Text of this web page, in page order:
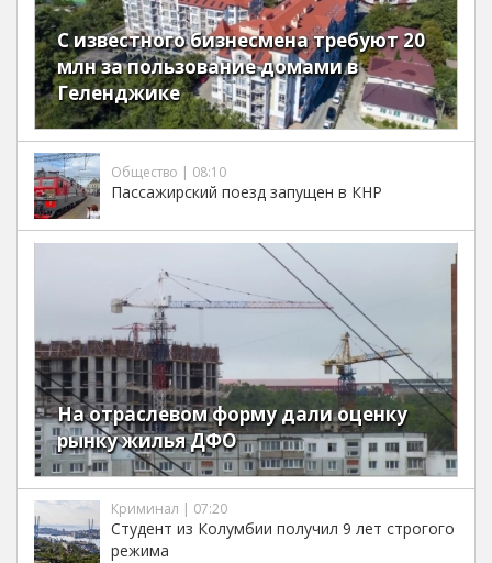
С известного бизнесмена требуют 20
млн за пользование домами в
Геленджике
Общество | 08:10
Пассажирский поезд запущен в КНР
На отраслевом форму дали оценку
рынку жилья ДФО
Криминал | 07:20
Студент из Колумбии получил 9 лет строгого
режима